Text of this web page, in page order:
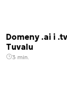
Domeny .ai i
Tuvalu
3 min.